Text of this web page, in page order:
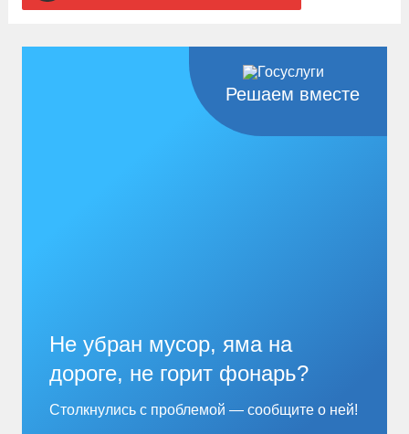
39.18 ЗК РФ информирует о возможности
Решаем вместе
Не убран мусор, яма на
дороге, не горит фонарь?
Столкнулись с проблемой — сообщите о ней!